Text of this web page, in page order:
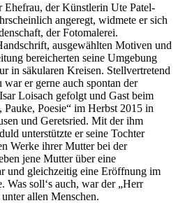
der Künstlerin Ute Patel-
angeregt, widmete er sich
der Fotomalerei.
ausgewählten Motiven und
bereicherten seine Umgebung
in säkularen Kreisen. Stellvertretend
war er gerne auch spontan der
Loisach gefolgt und Gast beim
Poesie“ im Herbst 2015 in
und Geretsried. Mit der ihm
unterstützte er seine Tochter
Werke ihrer Mutter bei der
jene Mutter über eine
und gleichzeitig eine Eröffnung im
Was soll‘s auch, war der „Herr
allen Menschen.